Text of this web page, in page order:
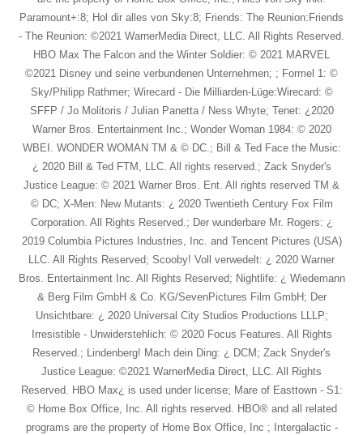
Paramount+:8; Hol dir alles von Sky:8; Friends: The Reunion:Friends
- The Reunion: ©2021 WarnerMedia Direct, LLC. All Rights Reserved.
HBO Max The Falcon and the Winter Soldier: © 2021 MARVEL
©2021 Disney und seine verbundenen Unternehmen; ; Formel 1: ©
Sky/Philipp Rathmer; Wirecard - Die Milliarden-Lüge:Wirecard: ©
SFFP / Jo Molitoris / Julian Panetta / Ness Whyte; Tenet: ¿2020
Warner Bros. Entertainment Inc.; Wonder Woman 1984: © 2020
WBEI. WONDER WOMAN TM & © DC.; Bill & Ted Face the Music:
¿ 2020 Bill & Ted FTM, LLC. All rights reserved.; Zack Snyder's
Justice League: © 2021 Warner Bros. Ent. All rights reserved TM &
© DC; X-Men: New Mutants: ¿ 2020 Twentieth Century Fox Film
Corporation. All Rights Reserved.; Der wunderbare Mr. Rogers: ¿
2019 Columbia Pictures Industries, Inc. and Tencent Pictures (USA)
LLC. All Rights Reserved; Scooby! Voll verwedelt: ¿ 2020 Warner
Bros. Entertainment Inc. All Rights Reserved; Nightlife: ¿ Wiedemann
& Berg Film GmbH & Co. KG/SevenPictures Film GmbH; Der
Unsichtbare: ¿ 2020 Universal City Studios Productions LLLP;
Irresistible - Unwiderstehlich: © 2020 Focus Features. All Rights
Reserved.; Lindenberg! Mach dein Ding: ¿ DCM; Zack Snyder's
Justice League: ©2021 WarnerMedia Direct, LLC. All Rights
Reserved. HBO Max¿ is used under license; Mare of Easttown - S1:
© Home Box Office, Inc. All rights reserved. HBO® and all related
programs are the property of Home Box Office, Inc ; Intergalactic -